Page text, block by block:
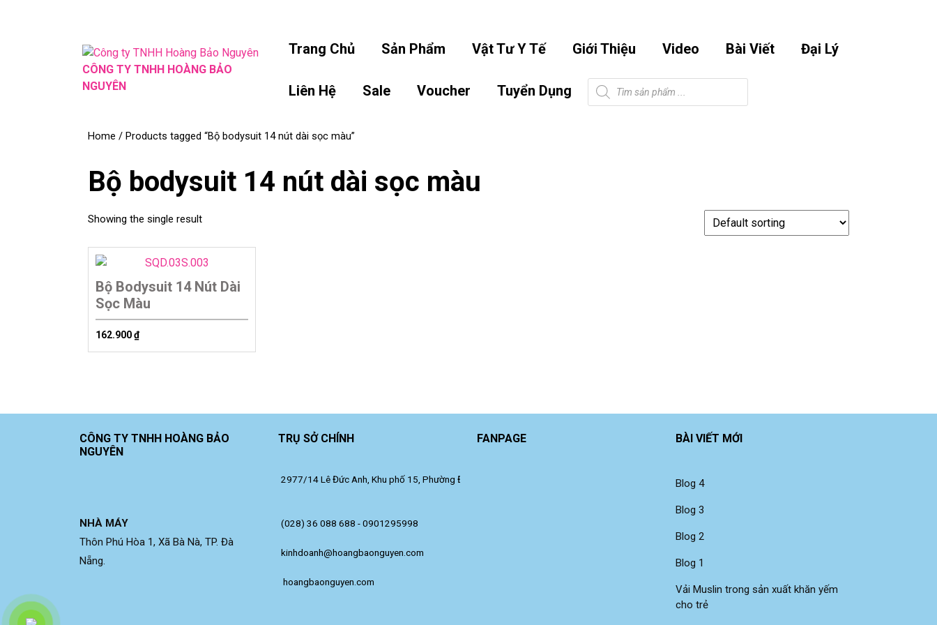
CÔNG TY TNHH HOÀNG BẢO
NGUYÊN
Trang Chủ Sản Phẩm Vật Tư Y Tế Giới Thiệu Video Bài Viết Đại Lý
Liên Hệ Sale Voucher Tuyển Dụng
Tìm
kiếm
Home / Products tagged “Bộ bodysuit 14 nút dài sọc màu”
Bộ bodysuit 14 nút dài sọc màu
Showing the single result
Bộ Bodysuit 14 Nút Dài
Sọc Màu
162.900₫
CÔNG TY TNHH HOÀNG BẢO
NGUYÊN
NHÀ MÁY
Thôn Phú Hòa 1, Xã Bà Nà, TP. Đà
Nẵng.
TRỤ SỞ CHÍNH
2977/14 Lê Đức Anh, Khu phố 15, Phường Đông Hưng Thuận, TP. Hồ Chí Minh.
(028) 36 088 688 - 0901295998
kinhdoanh@hoangbaonguyen.com
hoangbaonguyen.com
FANPAGE BÀI VIẾT MỚI
Blog 4
Blog 3
Blog 2
Blog 1
Vải Muslin trong sản xuất khăn yếm
cho trẻ